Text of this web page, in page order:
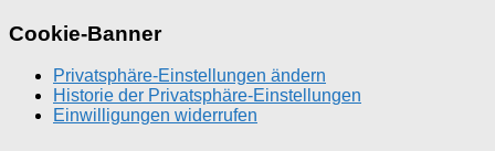
Cookie-Banner
Privatsphäre-Einstellungen ändern
Historie der Privatsphäre-Einstellungen
Einwilligungen widerrufen